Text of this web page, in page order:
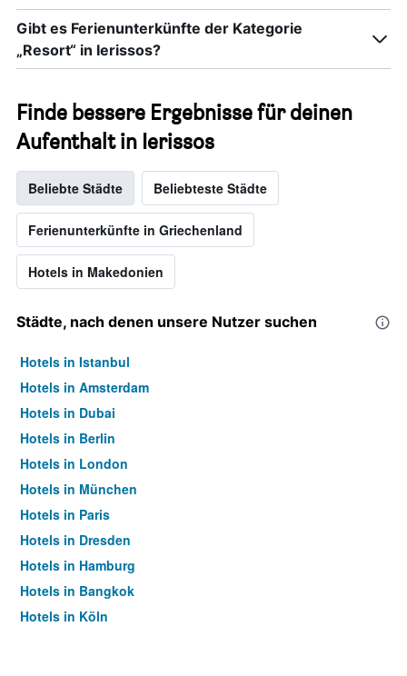
Gibt es Ferienunterkünfte der Kategorie
„Resort“ in Ierissos?
Finde bessere Ergebnisse für deinen
Aufenthalt in Ierissos
Beliebte Städte Beliebteste Städte
Ferienunterkünfte in Griechenland
Hotels in Makedonien
Städte, nach denen unsere Nutzer suchen
Hotels in Istanbul
Hotels in Amsterdam
Hotels in Dubai
Hotels in Berlin
Hotels in London
Hotels in München
Hotels in Paris
Hotels in Dresden
Hotels in Hamburg
Hotels in Bangkok
Hotels in Köln